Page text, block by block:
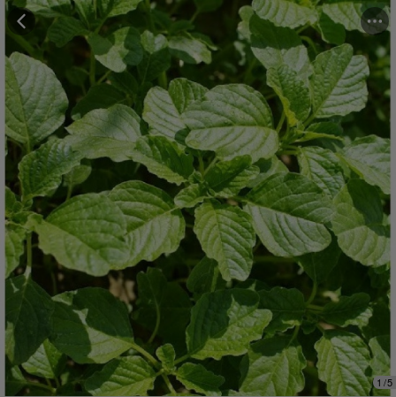
1 /5
Những người đã mua cảm thấy "Hương vị tuyệt vời"
Những người đã mua đánh giá"Trọng lượng đủ"